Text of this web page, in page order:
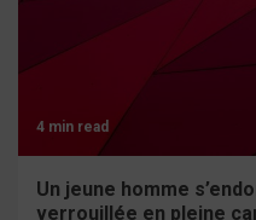
4 min read
Un jeune homme
verrouillée en pleine